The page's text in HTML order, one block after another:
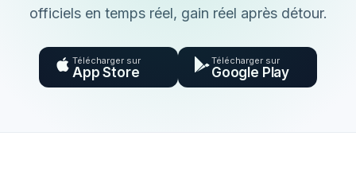
officiels en temps réel, gain réel après détour.
Télécharger sur
App Store
Télécharger sur
Google Play